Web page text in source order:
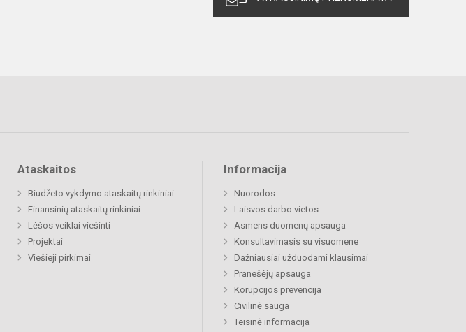
Ataskaitos
Biudžeto vykdymo ataskaitų rinkiniai
Finansinių ataskaitų rinkiniai
Lėšos veiklai viešinti
Projektai
Viešieji pirkimai
Informacija
Nuorodos
Laisvos darbo vietos
Asmens duomenų apsauga
Konsultavimasis su visuomene
Dažniausiai užduodami klausimai
Pranešėjų apsauga
Korupcijos prevencija
Civilinė sauga
Teisinė informacija